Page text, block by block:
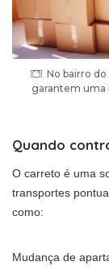
No bairro
garantem uma
Quando
O carreto é uma
transportes
como:
Mudança de